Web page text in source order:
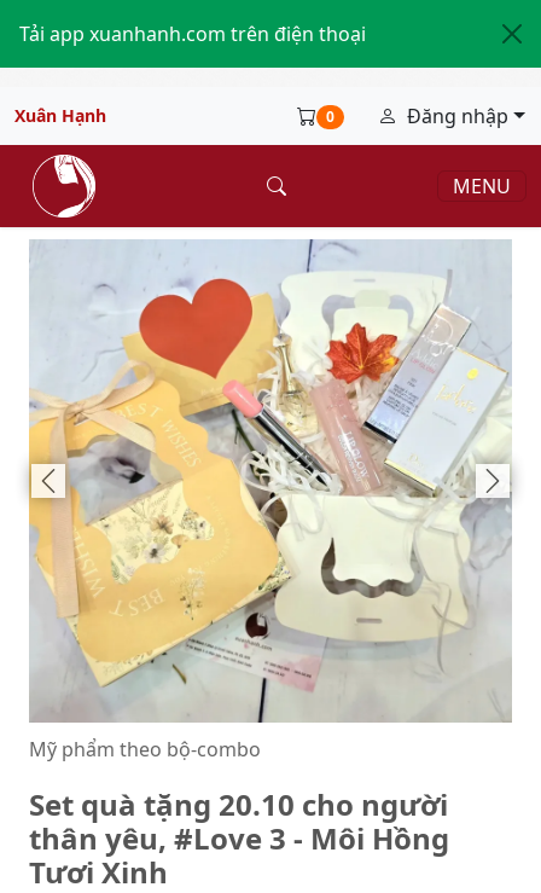
Tải app xuanhanh.com trên điện thoại
Xuân Hạnh 0 Đăng nhập
MENU
Mỹ phẩm theo bộ-combo
Set quà tặng 20.10 cho người
thân yêu, #Love 3 - Môi Hồng
Tươi Xinh